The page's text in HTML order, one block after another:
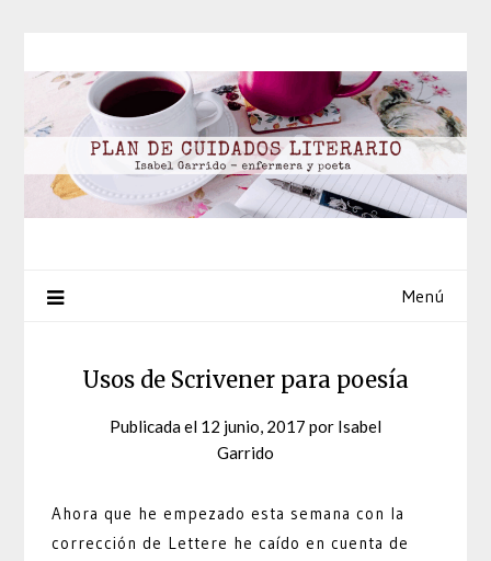
contenido
Menú
Usos de Scrivener para poesía
Publicada el 12 junio, 2017 por Isabel
Garrido
Ahora que he empezado esta semana con la
corrección de Lettere he caído en cuenta de